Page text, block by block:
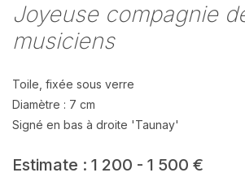
Joyeuse compagnie
musiciens
Toile, fixée sous verre
Diamètre : 7 cm
Signé en bas à droite 'Taunay'
Estimate : 1 200 - 1 500 €